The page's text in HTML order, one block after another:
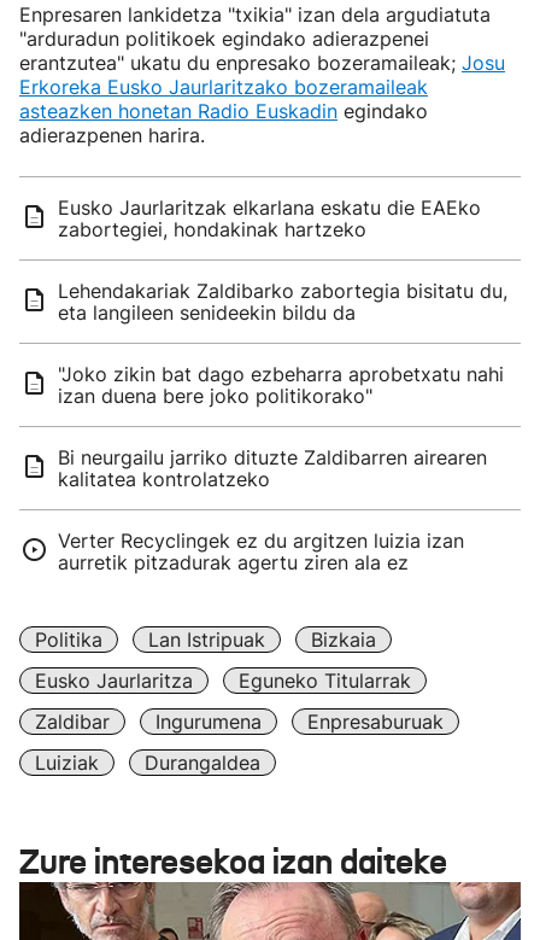
Enpresaren lankidetza "txikia" izan dela argudiatuta
"arduradun politikoek egindako adierazpenei
erantzutea" ukatu du enpresako bozeramaileak; Josu
Erkoreka Eusko Jaurlaritzako bozeramaileak
asteazken honetan Radio Euskadin egindako
adierazpenen harira.
Eusko Jaurlaritzak elkarlana eskatu die EAEko
zabortegiei, hondakinak hartzeko
Lehendakariak Zaldibarko zabortegia bisitatu du,
eta langileen senideekin bildu da
"Joko zikin bat dago ezbeharra aprobetxatu nahi
izan duena bere joko politikorako"
Bi neurgailu jarriko dituzte Zaldibarren airearen
kalitatea kontrolatzeko
Verter Recyclingek ez du argitzen luizia izan
aurretik pitzadurak agertu ziren ala ez
Politika Lan Istripuak
Bizkaia
Eusko Jaurlaritza
Eguneko Titularrak
Zaldibar
Ingurumena
Enpresaburuak
Luiziak
Durangaldea
Zure interesekoa izan daiteke